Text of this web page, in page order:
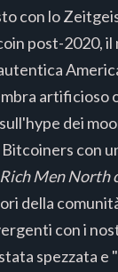
con lo
post-2020, il
artificioso
dei
con
Rich Men North
della
con i
spezzata e